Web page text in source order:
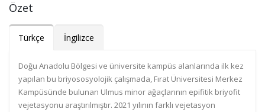
Özet
Türkçe İngilizce
Doğu Anadolu Bölgesi ve üniversite kampüs alanlarında ilk kez
yapılan bu briyososyolojik çalışmada, Fırat Üniversitesi Merkez
Kampüsünde bulunan Ulmus minor ağaçlarının epifitik briyofit
vejetasyonu araştırılmıştır. 2021 yılının farklı vejetasyon